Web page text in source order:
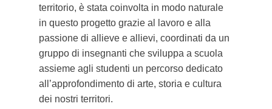
territorio, è stata coinvolta in modo naturale
in questo progetto grazie al lavoro e alla
passione di allieve e allievi, coordinati da un
gruppo di insegnanti che sviluppa a scuola
assieme agli studenti un percorso dedicato
all’approfondimento di arte, storia e cultura
dei nostri territori.